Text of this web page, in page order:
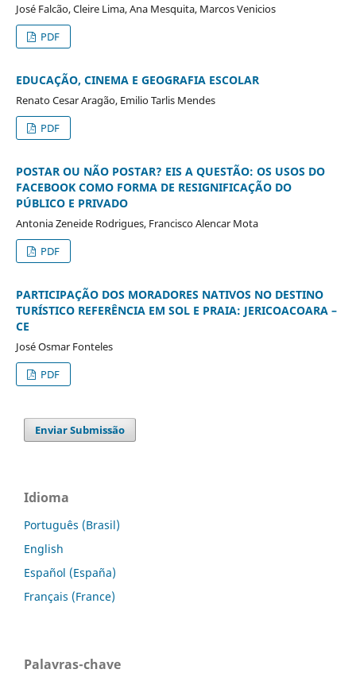
José Falcão, Cleire Lima, Ana Mesquita, Marcos Venicios
PDF
EDUCAÇÃO, CINEMA E GEOGRAFIA ESCOLAR
Renato Cesar Aragão, Emilio Tarlis Mendes
PDF
POSTAR OU NÃO POSTAR? EIS A QUESTÃO: OS USOS DO
FACEBOOK COMO FORMA DE RESIGNIFICAÇÃO DO
PÚBLICO E PRIVADO
Antonia Zeneide Rodrigues, Francisco Alencar Mota
PDF
PARTICIPAÇÃO DOS MORADORES NATIVOS NO DESTINO
TURÍSTICO REFERÊNCIA EM SOL E PRAIA: JERICOACOARA –
CE
José Osmar Fonteles
PDF
Enviar Submissão
Idioma
Português (Brasil)
English
Español (España)
Français (France)
Palavras-chave